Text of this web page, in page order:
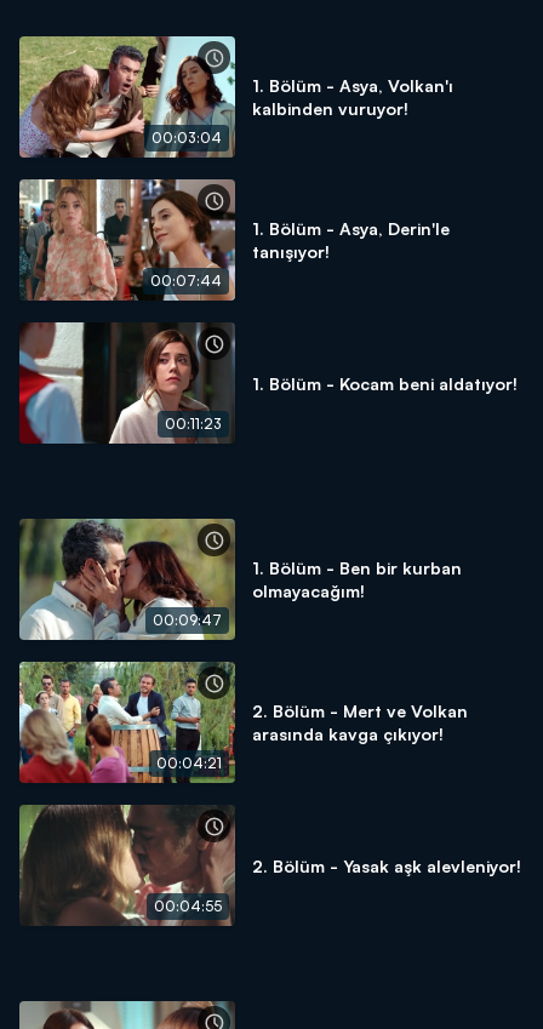
00:03:04
1. Bölüm - Asya, Volkan'ı
kalbinden vuruyor!
00:07:44
1. Bölüm - Asya, Derin'le
tanışıyor!
00:11:23
1. Bölüm - Kocam beni aldatıyor!
00:09:47
1. Bölüm - Ben bir kurban
olmayacağım!
00:04:21
2. Bölüm - Mert ve Volkan
arasında kavga çıkıyor!
00:04:55
2. Bölüm - Yasak aşk alevleniyor!